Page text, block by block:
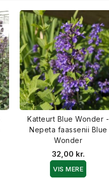
Katteurt Blue Wonder -
Nepeta faassenii Blue
Wonder
32,00 kr.
VIS MERE